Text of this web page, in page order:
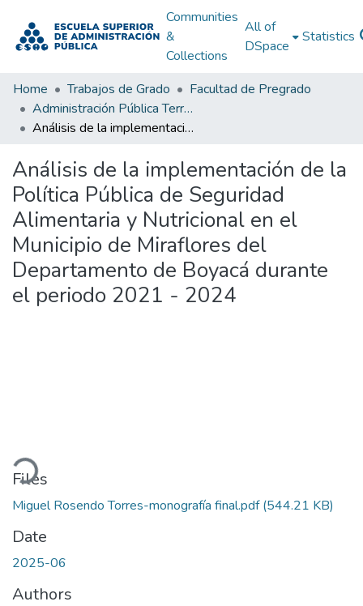
Communities
&
Collections
All of
DSpace
Statistics
Home Trabajos de Grado
Facultad de Pregrado
Administración Pública Territorial (APT)
Análisis de la implementación de la Política Pública de Seguridad Alimentaria y Nutricional en el Municipio de Miraflores del Departamento de Boyacá durante el periodo 2021 - 2024
Análisis de la implementación de la
Política Pública de Seguridad
Alimentaria y Nutricional en el
Municipio de Miraflores del
Departamento de Boyacá durante
el periodo 2021 - 2024
Files
Miguel Rosendo Torres-monografía final.pdf(544.21 KB)
Date
2025-06
Authors